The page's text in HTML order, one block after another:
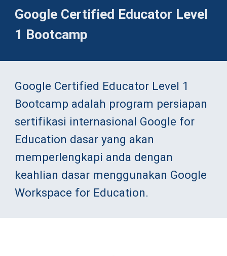
Google Certified Educator Level
1 Bootcamp
Google Certified Educator Level 1
Bootcamp adalah program persiapan
sertifikasi internasional Google for
Education dasar yang akan
memperlengkapi anda dengan
keahlian dasar menggunakan Google
Workspace for Education.